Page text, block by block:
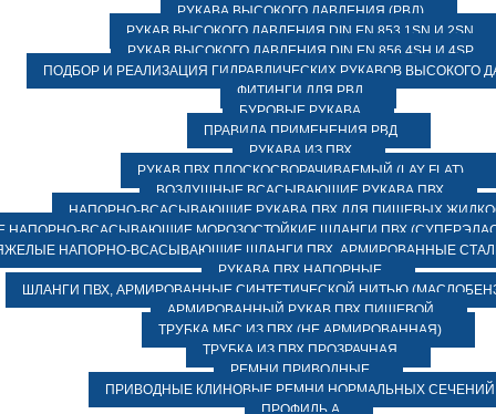
РУКАВА ВЫСОКОГО ДАВЛЕНИЯ (РВД)
РУКАВ ВЫСОКОГО ДАВЛЕНИЯ DIN EN 853 1SN И 2SN
РУКАВ ВЫСОКОГО ДАВЛЕНИЯ DIN EN 856 4SH И 4SP
ПОДБОР И РЕАЛИЗАЦИЯ ГИДРАВЛИЧЕСКИХ РУКАВОВ ВЫСОКОГО
ФИТИНГИ ДЛЯ РВД
БУРОВЫЕ РУКАВА
ПРАВИЛА ПРИМЕНЕНИЯ РВД
РУКАВА ИЗ ПВХ
РУКАВ ПВХ ПЛОСКОСВОРАЧИВАЕМЫЙ (LAY FLAT)
ВОЗДУШНЫЕ ВСАСЫВАЮЩИЕ РУКАВА ПВХ
НАПОРНО-ВСАСЫВАЮЩИЕ РУКАВА ПВХ ДЛЯ ПИЩЕВЫХ
НАПОРНО-ВСАСЫВАЮЩИЕ МОРОЗОСТОЙКИЕ ШЛАНГИ ПВХ
НАПОРНО-ВСАСЫВАЮЩИЕ ШЛАНГИ ПВХ, АРМИРОВАННЫЕ
РУКАВА ПВХ НАПОРНЫЕ
ШЛАНГИ ПВХ, АРМИРОВАННЫЕ СИНТЕТИЧЕСКОЙ НИТЬЮ
АРМИРОВАННЫЙ РУКАВ ПВХ ПИЩЕВОЙ
ТРУБКА МБС ИЗ ПВХ (НЕ АРМИРОВАННАЯ)
ТРУБКА ИЗ ПВХ ПРОЗРАЧНАЯ
РЕМНИ ПРИВОДНЫЕ
ПРИВОДНЫЕ КЛИНОВЫЕ РЕМНИ НОРМАЛЬНЫХ СЕЧЕНИЙ
ПРОФИЛЬ A